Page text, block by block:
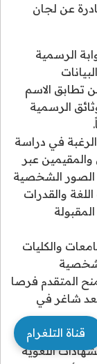
عن لجان
الرسمية
تطابق الاسم
الرسمية
في دراسة
عبر
الشخصية
والقدرات
والكليات
المتقدم فرصا
شاغر في
الثانوية
اللغوية
قناة التلغرام